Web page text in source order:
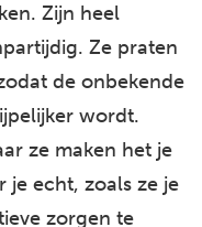
Zijn heel
Ze praten
de onbekende
wordt.
ze maken het je
je echt, zoals ze je
zorgen te